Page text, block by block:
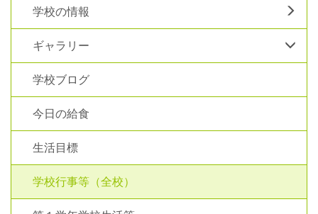
学校の情報
ギャラリー
学校ブログ
今日の給食
生活目標
学校行事等（全校）